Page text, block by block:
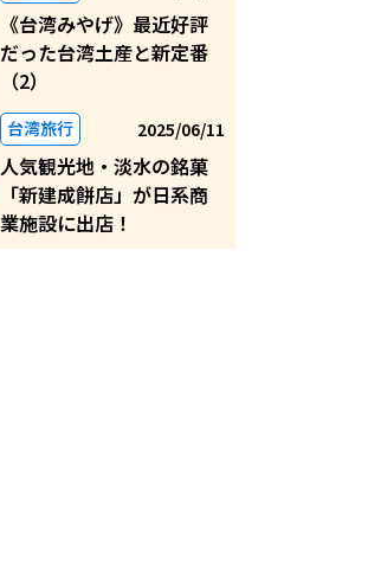
《台湾みやげ》最近好評
だった台湾土産と新定番
（2）
台湾旅行 2025/06/11
人気観光地・淡水の銘菓
「新建成餅店」が日系商
業施設に出店！